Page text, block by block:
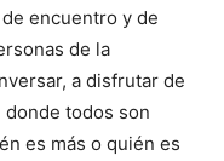
encuentro y de
de la
a disfrutar de
donde todos son
es más o quién es